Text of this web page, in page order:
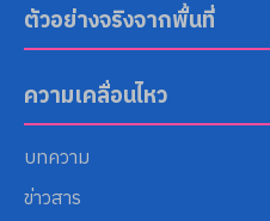
ตัวอย่างจริงจากพื้นที่
ความเคลื่อนไหว
บทความ
ข่าวสาร